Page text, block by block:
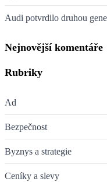
Audi potvrdilo druhou
Nejnovější komentáře
Rubriky
Ad
Bezpečnost
Byznys a strategie
Ceníky a slevy